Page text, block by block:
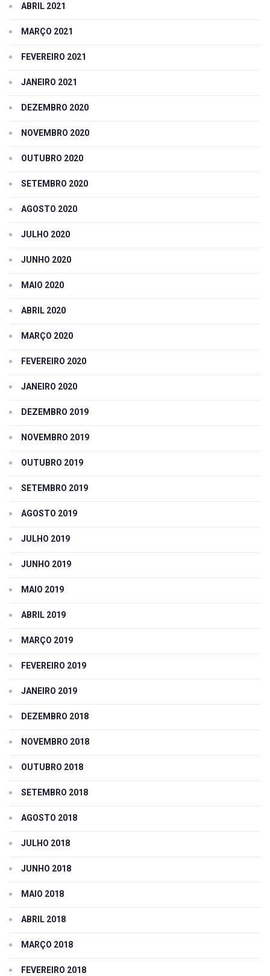
ABRIL 2021
MARÇO 2021
FEVEREIRO 2021
JANEIRO 2021
DEZEMBRO 2020
NOVEMBRO 2020
OUTUBRO 2020
SETEMBRO 2020
AGOSTO 2020
JULHO 2020
JUNHO 2020
MAIO 2020
ABRIL 2020
MARÇO 2020
FEVEREIRO 2020
JANEIRO 2020
DEZEMBRO 2019
NOVEMBRO 2019
OUTUBRO 2019
SETEMBRO 2019
AGOSTO 2019
JULHO 2019
JUNHO 2019
MAIO 2019
ABRIL 2019
MARÇO 2019
FEVEREIRO 2019
JANEIRO 2019
DEZEMBRO 2018
NOVEMBRO 2018
OUTUBRO 2018
SETEMBRO 2018
AGOSTO 2018
JULHO 2018
JUNHO 2018
MAIO 2018
ABRIL 2018
MARÇO 2018
FEVEREIRO 2018